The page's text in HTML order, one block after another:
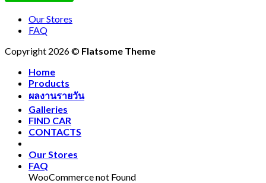
Our Stores
FAQ
Copyright 2026 © Flatsome Theme
Home
Products
ผลงานรายวัน
Galleries
FIND CAR
CONTACTS
Our Stores
FAQ
WooCommerce not Found